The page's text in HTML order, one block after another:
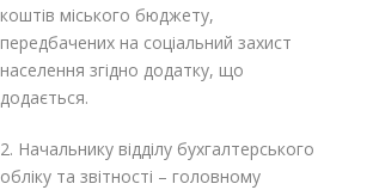
коштів міського бюджету,
передбачених на соціальний захист
населення згідно додатку, що
додається.
2. Начальнику відділу бухгалтерського
обліку та звітності – головному